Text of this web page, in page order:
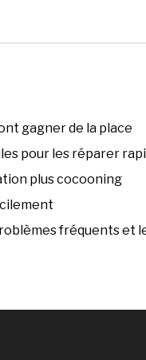
gagner de la place
pour les réparer
plus cocooning
fréquents et